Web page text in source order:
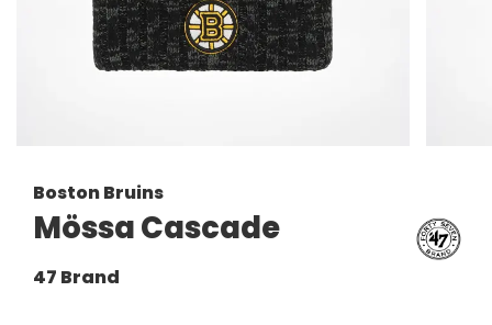
Boston Bruins
Mössa Cascade
47 Brand